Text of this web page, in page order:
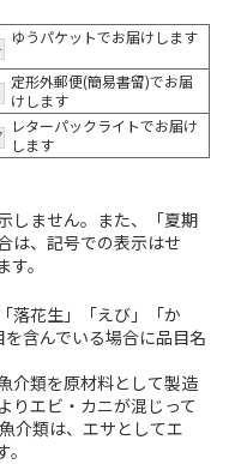
ゆうパケットでお届けします
定形外郵便(簡易書留)でお届
けします
レターパックライトでお届け
します
しません。また、「夏期
は、記号での表示はせ
。
落花生」「えび」「か
含んでいる場合に品目名
介類を原材料として製造
りエビ・カニが混じって
介類は、エサとしてエ